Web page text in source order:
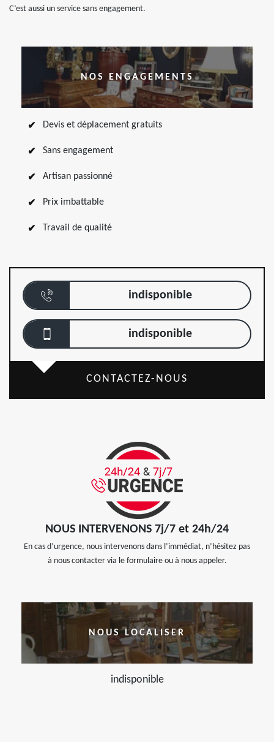
C’est aussi un service sans engagement.
NOS ENGAGEMENTS
Devis et déplacement gratuits
Sans engagement
Artisan passionné
Prix imbattable
Travail de qualité
indisponible
indisponible
CONTACTEZ-NOUS
NOUS INTERVENONS 7j/7 et 24h/24
En cas d’urgence, nous intervenons dans l’immédiat, n’hésitez pas
à nous contacter via le formulaire ou à nous appeler.
NOUS LOCALISER
indisponible